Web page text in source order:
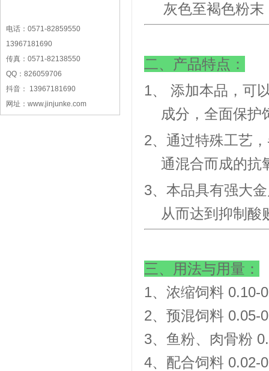
电话：0571-82859550
13967181690
传真：0571-82138550
QQ：826059706
抖音： 13967181690
网址：www.jinjunke.com
灰色至褐色粉
二、产品特点：
1、 添加本品，可
成分，全面保护
2、通过特殊工艺
通混合而成的抗
3、本品具有强大
从而达到抑制酸
三、用法与用量：
1、浓缩饲料 0.10-
2、预混饲料 0.05-
3、鱼粉、肉骨粉
4、配合饲料 0.02-